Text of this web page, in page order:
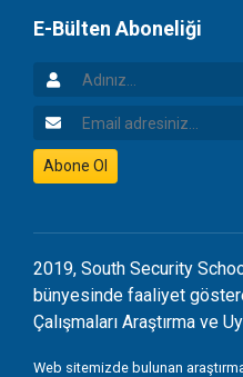
E-Bülten Aboneliği
Adınız
Email Adresiniz
Abone Ol
2019, South Security
bünyesinde faaliyet
Çalışmaları Araştırma ve
Web sitemizde bulunan